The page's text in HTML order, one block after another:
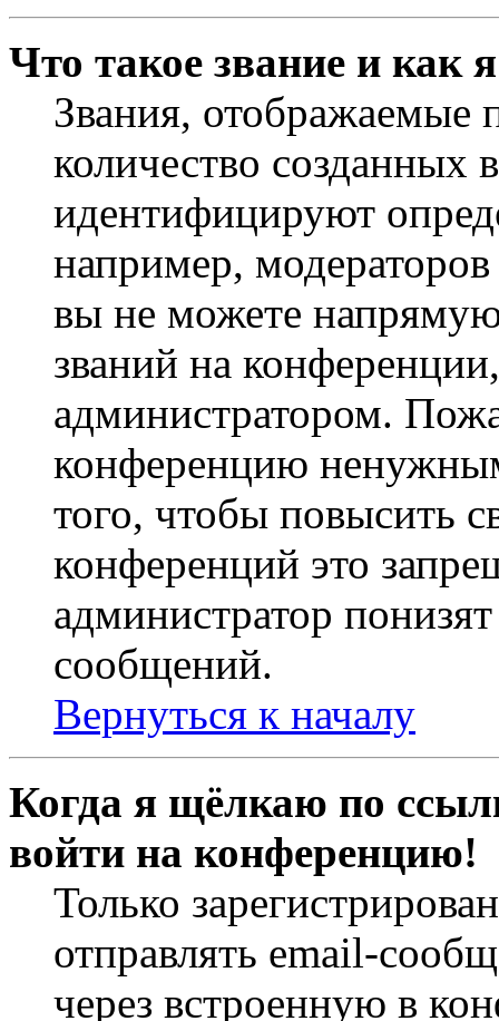
Что такое звание и как
Звания,
количество
идентифицируют
например,
вы не можете
званий на
администратором.
конференцию
того, чтобы повысить
конференций это
администратор
сообщений.
Вернуться к началу
Когда я щёлкаю по
войти на конференцию!
Только
отправлять email-
через встроенную в